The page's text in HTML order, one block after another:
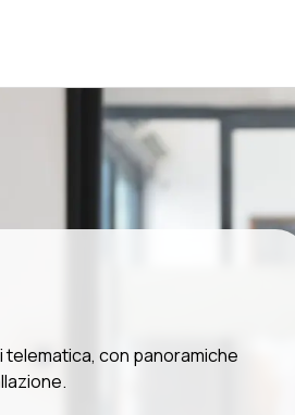
con panoramiche